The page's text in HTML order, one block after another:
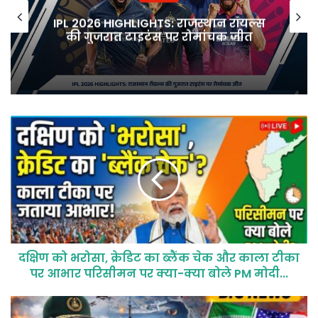
IPL 2026 HIGHLIGHTS: राजस्थान रॉयल्स
की गुजरात टाइटंस पर रोमांचक जीत
दक्षिण को भरोसा, क्रेडिट का ब्लैंक चेक और काला टीका
पर आभार परिसीमन पर क्या-क्या बोले PM मोदी...